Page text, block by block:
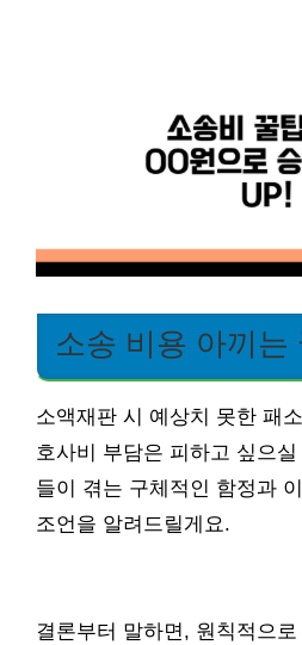
소송 비용 아끼는
소액재판 시 예상치 못한 패
호사비 부담은 피하고 싶으
들이 겪는 구체적인 함정과
조언을 알려드릴게요.
결론부터 말하면, 원칙적으